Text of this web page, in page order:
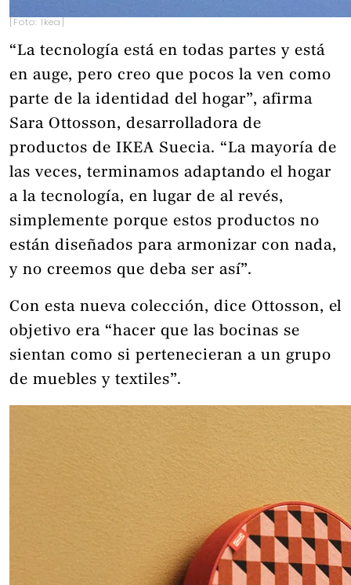
[Foto: Ikea]
“La tecnología está en todas partes y está
en auge, pero creo que pocos la ven como
parte de la identidad del hogar”, afirma
Sara Ottosson, desarrolladora de
productos de IKEA Suecia. “La mayoría de
las veces, terminamos adaptando el hogar
a la tecnología, en lugar de al revés,
simplemente porque estos productos no
están diseñados para armonizar con nada,
y no creemos que deba ser así”.
Con esta nueva colección, dice Ottosson, el
objetivo era “hacer que las bocinas se
sientan como si pertenecieran a un grupo
de muebles y textiles”.